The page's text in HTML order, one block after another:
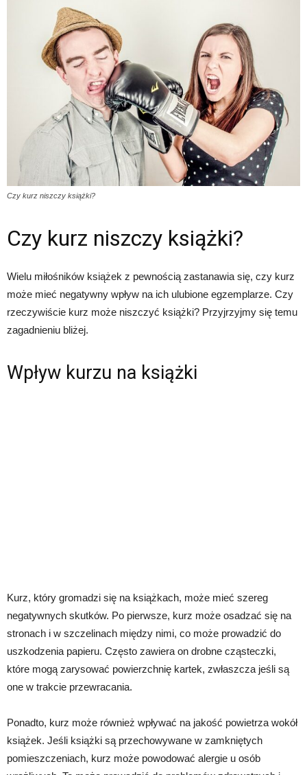
Czy kurz niszczy książki?
Czy kurz niszczy książki?
Wielu miłośników książek z pewnością zastanawia się, czy kurz
może mieć negatywny wpływ na ich ulubione egzemplarze. Czy
rzeczywiście kurz może niszczyć książki? Przyjrzyjmy się temu
zagadnieniu bliżej.
Wpływ kurzu na książki
Kurz, który gromadzi się na książkach, może mieć szereg
negatywnych skutków. Po pierwsze, kurz może osadzać się na
stronach i w szczelinach między nimi, co może prowadzić do
uszkodzenia papieru. Często zawiera on drobne cząsteczki,
które mogą zarysować powierzchnię kartek, zwłaszcza jeśli są
one w trakcie przewracania.
Ponadto, kurz może również wpływać na jakość powietrza wokół
książek. Jeśli książki są przechowywane w zamkniętych
pomieszczeniach, kurz może powodować alergie u osób